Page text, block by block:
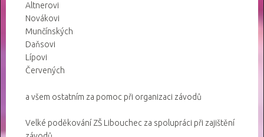
Altnerovi
Novákovi
Munčínských
Daňsovi
Lípovi
Červených
a všem ostatním za pomoc při organizaci závodů
Velké poděkování ZŠ Libouchec za spolupráci při zajištění